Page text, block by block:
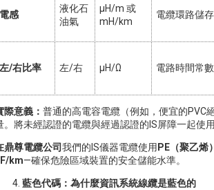
電感
液化石
油氣
µH/m 或
mH/km
電纜環路儲
左/右比率 左/右 µH/Ω 電路時間常
際意義： 普通的高電容電纜（例如，便宜的PVC
。將未經認證的電纜與經過認證的IS屏障一起使
鼎尊電纜公司我們的IS儀器電纜使用 PE（聚乙烯
km—確保危險區域裝置的安全儲能水準。
藍色代碼：為什麼資訊系統線纜是藍色的